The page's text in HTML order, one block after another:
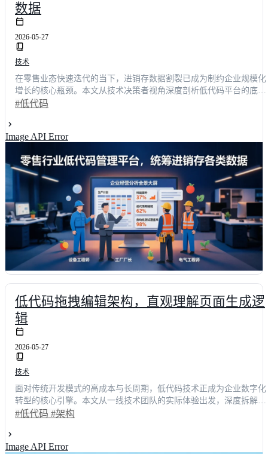
数据
2026-05-27
技术
在零售业态快速迭代的当下，进销存数据割裂已成为制约企业规模化
增长的核心瓶颈。本文从技术决策者视角深度剖析低代码平台的底层
逻辑，揭示其如何通过可视化建模与敏捷编排打破传统ERP的僵化架
业级低代码开发策略，将助力技术团队实现业务响应速度提升60%，
#低代码
Image API Error
低代码拖拽编辑架构，直观理解页面生成逻
辑
2026-05-27
技术
面对传统开发模式的高成本与长周期，低代码技术正成为企业数字化
转型的核心引擎。本文从一线技术团队的实际体验出发，深度拆解拖
拽编辑架构的页面生成逻辑，揭示其如何通过可视化交互将需求交付
企业级应用，彻底告别重复造轮子的困境，实现敏捷迭代与业务赋能
#低代码 #架构
Image API Error